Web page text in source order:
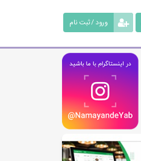
ورود / ثبت نام